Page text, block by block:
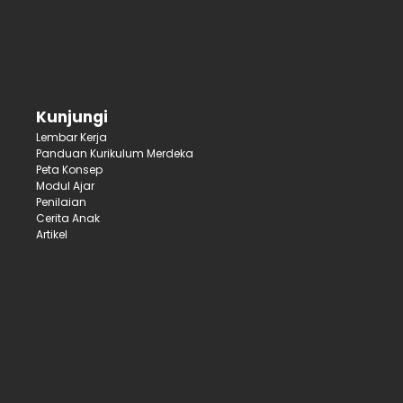
Kunjungi
Lembar Kerja
Panduan Kurikulum Merdeka
Peta Konsep
Modul Ajar
Penilaian
Cerita Anak
Artikel